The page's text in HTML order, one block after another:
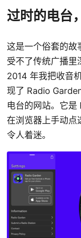
过时的电台
这是一个俗套的故
受不了传统广播里
2014 年我把收音
现了 Radio
电台的网站。它
在浏览器上手动点
令人着迷。